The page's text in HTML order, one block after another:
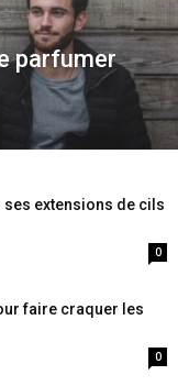
parfumer
ses extensions de cils
0
faire craquer les
0